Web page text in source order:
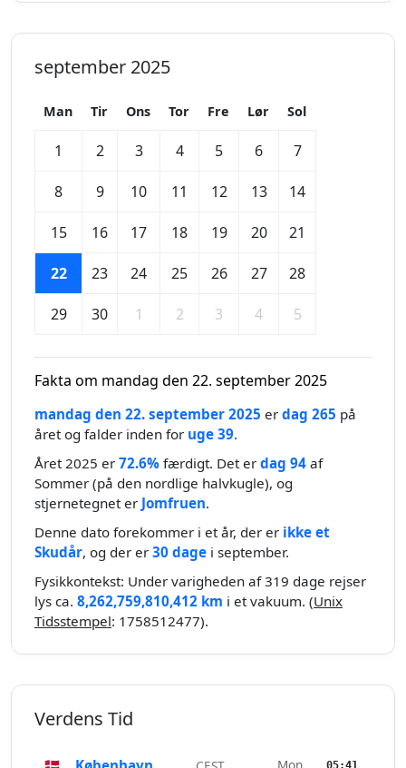
september 2025
Man Tir Ons Tor Fre Lør Sol
1 2 3 4 5 6 7
8 9 10 11 12 13 14
15 16 17 18 19 20 21
22 23 24 25 26 27 28
29 30 1 2 3 4 5
Fakta om mandag den 22. september 2025
mandag den 22. september 2025 er dag 265 på
året og falder inden for uge 39.
Året 2025 er 72.6% færdigt. Det er dag 94 af
Sommer (på den nordlige halvkugle), og
stjernetegnet er Jomfruen.
Denne dato forekommer i et år, der er ikke et
Skudår, og der er 30 dage i september.
Fysikkontekst: Under varigheden af 319 dage rejser
lys ca. 8,262,759,810,412 km i et vakuum. (Unix
Tidsstempel: 1758512477).
Verdens Tid